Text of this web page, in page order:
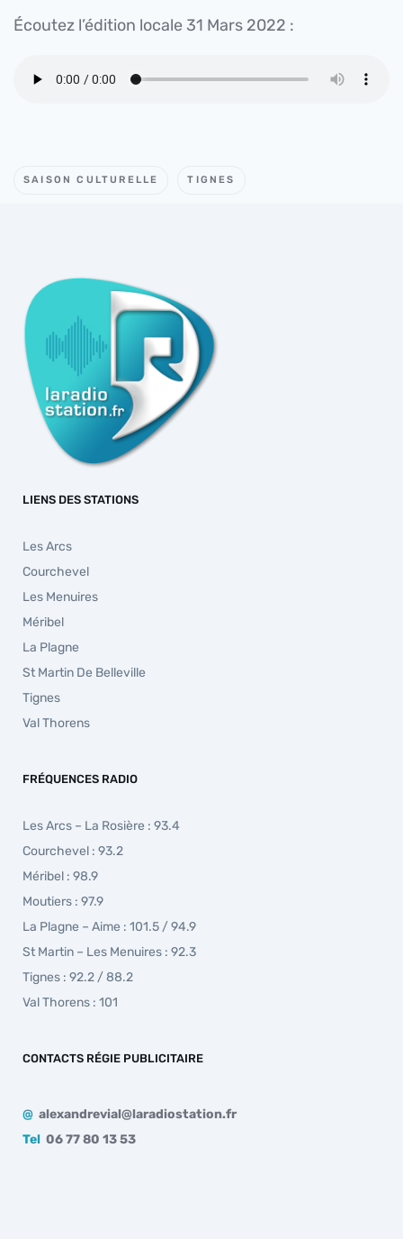
Écoutez l’édition locale 31 Mars 2022 :
SAISON CULTURELLE TIGNES
LIENS DES STATIONS
Les Arcs
Courchevel
Les Menuires
Méribel
La Plagne
St Martin De Belleville
Tignes
Val Thorens
FRÉQUENCES RADIO
Les Arcs – La Rosière : 93.4
Courchevel : 93.2
Méribel : 98.9
Moutiers : 97.9
La Plagne – Aime : 101.5 / 94.9
St Martin – Les Menuires : 92.3
Tignes : 92.2 / 88.2
Val Thorens : 101
CONTACTS RÉGIE PUBLICITAIRE
@ alexandrevial@laradiostation.fr
Tel 06 77 80 13 53